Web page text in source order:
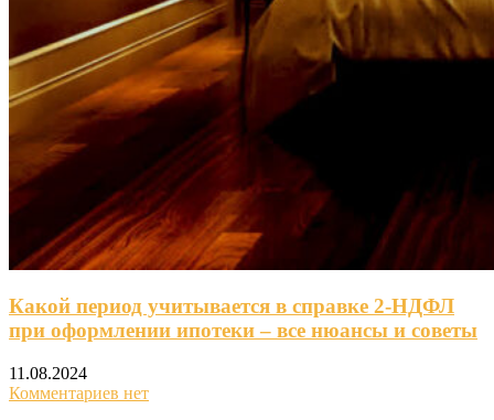
Какой период учитывается в справке 2-НДФЛ
при оформлении ипотеки – все нюансы и советы
11.08.2024
Комментариев нет